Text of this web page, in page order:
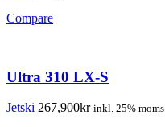
Compare
Ultra 310 LX-S
Jetski 267,900kr inkl. 25% moms